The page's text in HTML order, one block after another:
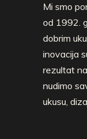
Mi smo
od 1992.
dobrim
inovacija
rezultat
nudimo
ukusu,